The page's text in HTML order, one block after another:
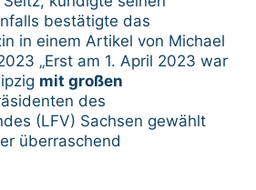
bestätigte das
in einem Artikel von Michael
„Erst am 1. April 2023 war
mit großen
des
(LFV) Sachsen gewählt
überraschend